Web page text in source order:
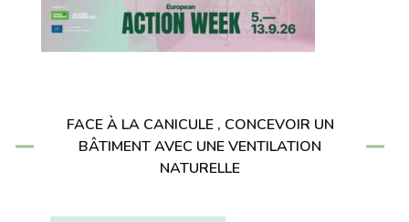
FACE À LA CANICULE , CONCEVOIR UN
BÂTIMENT AVEC UNE VENTILATION
NATURELLE